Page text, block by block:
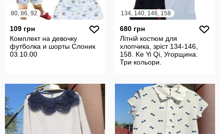
80, 86, 92
109 грн
Комплект на девочку
футболка и шорты Слоник
03.10.00
134, 140, 146, 158
680 грн
Літній костюм для
хлопчика, зріст 134-146,
158. Ke Yi Qi, Угорщина.
Три кольори.